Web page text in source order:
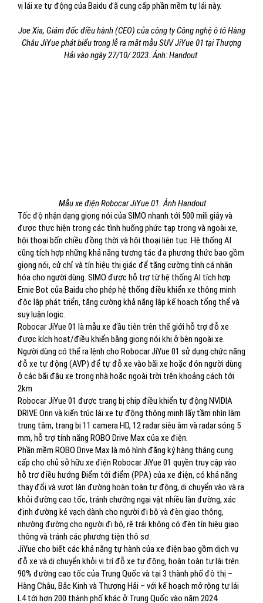
vị lái xe tự động của Baidu đã cung cấp phần mềm tự lái này.
Joe Xia, Giám đốc điều hành (CEO) của công ty Công nghệ ô tô Hàng
Châu JiYue phát biểu trong lễ ra mắt mẫu SUV JiYue 01 tại Thượng
Hải vào ngày 27/10/ 2023. Ảnh: Handout
Mẫu xe điện Robocar JiYue 01. Ảnh Handout
Tốc độ nhận dạng giọng nói của SIMO nhanh tới 500 mili giây và
được thực hiện trong các tình huống phức tạp trong và ngoài xe,
hội thoại bốn chiều đồng thời và hội thoại liên tục. Hệ thống AI
cũng tích hợp những khả năng tương tác đa phương thức bao gồm
giọng nói, cử chỉ và tín hiệu thị giác để tăng cường tính cá nhân
hóa cho người dùng. SIMO được hỗ trợ từ hệ thống AI tích hợp
Ernie Bot của Baidu cho phép hệ thống điều khiển xe thông minh
độc lập phát triển, tăng cường khả năng lập kế hoạch tổng thể và
suy luận logic.
Robocar JiYue 01 là mẫu xe đầu tiên trên thế giới hỗ trợ đỗ xe
được kích hoạt/điều khiển bằng giọng nói khi ở bên ngoài xe.
Người dùng có thể ra lệnh cho Robocar JiYue 01 sử dụng chức năng
đỗ xe tự động (AVP) để tự đỗ xe vào bãi xe hoặc đón người dùng
ở các bãi đậu xe trong nhà hoặc ngoài trời trên khoảng cách tới
2km
Robocar JiYue 01 được trang bị chip điều khiển tự động NVIDIA
DRIVE Orin và kiến ​​trúc lái xe tự động thông minh lấy tầm nhìn làm
trung tâm, trang bị 11 camera HD, 12 radar siêu âm và radar sóng 5
mm, hỗ trợ tính năng ROBO Drive Max của xe điện.
Phần mềm ROBO Drive Max là mô hình đăng ký hàng tháng cung
cấp cho chủ sở hữu xe điện Robocar JiYue 01 quyền truy cập vào
hỗ trợ điều hướng Điểm tới điểm (PPA) của xe điện, có khả năng
thay đổi và vượt làn đường hoàn toàn tự động, di chuyển vào và ra
khỏi đường cao tốc, tránh chướng ngại vật nhiều làn đường, xác
định đường kẻ vạch dành cho người đi bộ và đèn giao thông,
nhường đường cho người đi bộ, rẽ trái không có đèn tín hiệu giao
thông và tránh các phương tiện thô sơ.
JiYue cho biết các khả năng tự hành của xe điện bao gồm dịch vụ
đỗ xe và di chuyển khỏi vị trí đỗ xe tự động, hoàn toàn tự lái trên
90% đường cao tốc của Trung Quốc và tại 3 thành phố đô thị –
Hàng Châu, Bắc Kinh và Thượng Hải – với kế hoạch mở rộng tự lái
L4 tới hơn 200 thành phố khác ở Trung Quốc vào năm 2024.